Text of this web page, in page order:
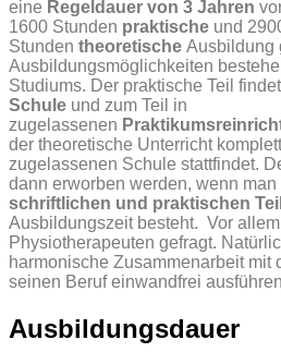
eine Regeldauer von 3 Jahren
1600 Stunden praktische und
Stunden theoretische Ausbildung
Ausbildungsmöglichkeiten
Studiums. Der praktische Teil findet
Schule und zum Teil in
zugelassenen
der theoretische Unterricht
zugelassenen Schule stattfindet.
dann erworben werden, wenn man
schriftlichen und praktischen Teil
Ausbildungszeit besteht. Vor
Physiotherapeuten gefragt.
harmonische Zusammenarbeit mit
seinen Beruf einwandfrei
Ausbildungsdauer